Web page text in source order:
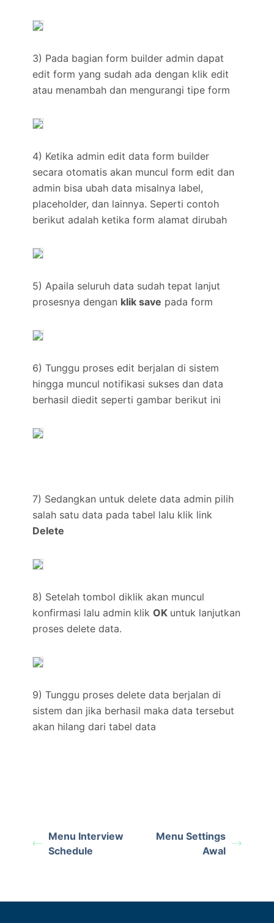
3) Pada bagian form builder admin dapat
edit form yang sudah ada dengan klik edit
atau menambah dan mengurangi tipe form
4) Ketika admin edit data form builder
secara otomatis akan muncul form edit dan
admin bisa ubah data misalnya label,
placeholder, dan lainnya. Seperti contoh
berikut adalah ketika form alamat dirubah
5) Apaila seluruh data sudah tepat lanjut
prosesnya dengan klik save pada form
6) Tunggu proses edit berjalan di sistem
hingga muncul notifikasi sukses dan data
berhasil diedit seperti gambar berikut ini
7) Sedangkan untuk delete data admin pilih
salah satu data pada tabel lalu klik link
Delete
8) Setelah tombol diklik akan muncul
konfirmasi lalu admin klik OK untuk lanjutkan
proses delete data.
9) Tunggu proses delete data berjalan di
sistem dan jika berhasil maka data tersebut
akan hilang dari tabel data
Menu Interview
Schedule
Menu Settings
Awal